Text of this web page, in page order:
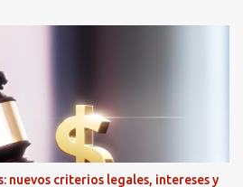
nuevos criterios legales, intereses y